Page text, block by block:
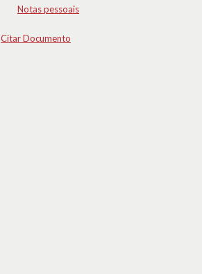
Notas pessoais
Citar Documento